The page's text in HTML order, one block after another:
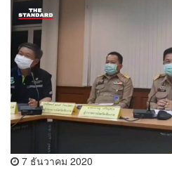
7 ธันวาคม 2020